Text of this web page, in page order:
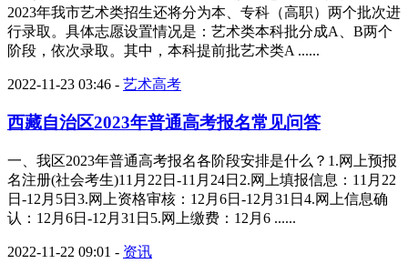
2023年我市艺术类招生还将分为本、专科（高职）两个批次进
行录取。具体志愿设置情况是：艺术类本科批分成A、B两个
阶段，依次录取。其中，本科提前批艺术类A ......
2022-11-23 03:46 - 艺术高考
西藏自治区2023年普通高考报名常见问答
一、我区2023年普通高考报名各阶段安排是什么？1.网上预报
名注册(社会考生)11月22日-11月24日2.网上填报信息：11月22
日-12月5日3.网上资格审核：12月6日-12月31日4.网上信息确
认：12月6日-12月31日5.网上缴费：12月6 ......
2022-11-22 09:01 - 资讯